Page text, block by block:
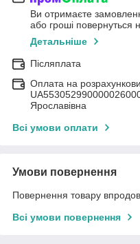
Ви отримаєте
або гроші повернуться
Детальніше
Післяплата
Оплата на
Ярославівна
Всі умови оплати
Умови повернення
Повернення товару
Всі умови повернення